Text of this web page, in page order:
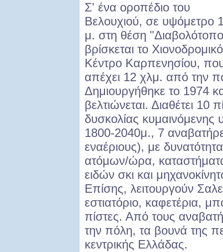
Σ' ένα οροπέδιο του
Βελουχιού, σε υψόμετρο
μ. στη θέση
βρίσκεται το Χιονοδρομικό
Κέντρο Καρπενησίου,
απέχει 12 χλμ. από την
Δημιουργήθηκε το 1974
βελτιώνεται. Διαθέτει 10
δυσκολίας
1800-2040μ., 7
εναέριους), με
ατόμων/ώρα,
ειδών σκι και
Επίσης, λειτουργούν
εστιατόριο, καφετέρια,
πίστες. Από τους
την πόλη, τα βουνά της
κεντρικής Ελλάδας.